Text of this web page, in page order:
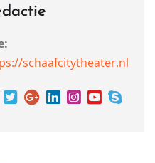
schaafcitytheater.nl